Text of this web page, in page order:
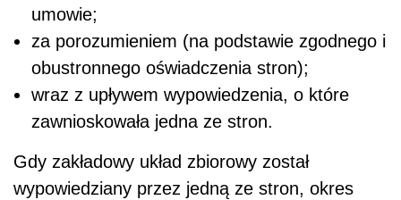
umowie;
za porozumieniem (na podstawie zgodnego i
obustronnego oświadczenia stron);
wraz z upływem wypowiedzenia, o które
zawnioskowała jedna ze stron.
Gdy zakładowy układ zbiorowy został
wypowiedziany przez jedną ze stron, okres